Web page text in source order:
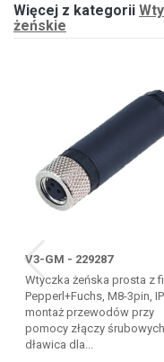
Więcej z kategorii
żeńskie
V3-GM - 229287
Wtyczka żeńska prosta z
Pepperl+Fuchs, M8-3pin,
montaż przewodów przy
pomocy złączy
dławica dla...